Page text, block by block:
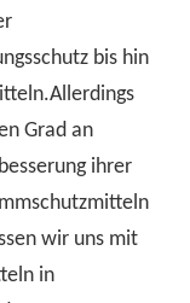
bis hin
Grad an
ihrer
wir uns mit
in